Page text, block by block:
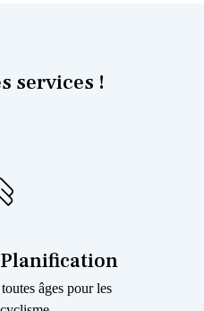
services !
âges pour les